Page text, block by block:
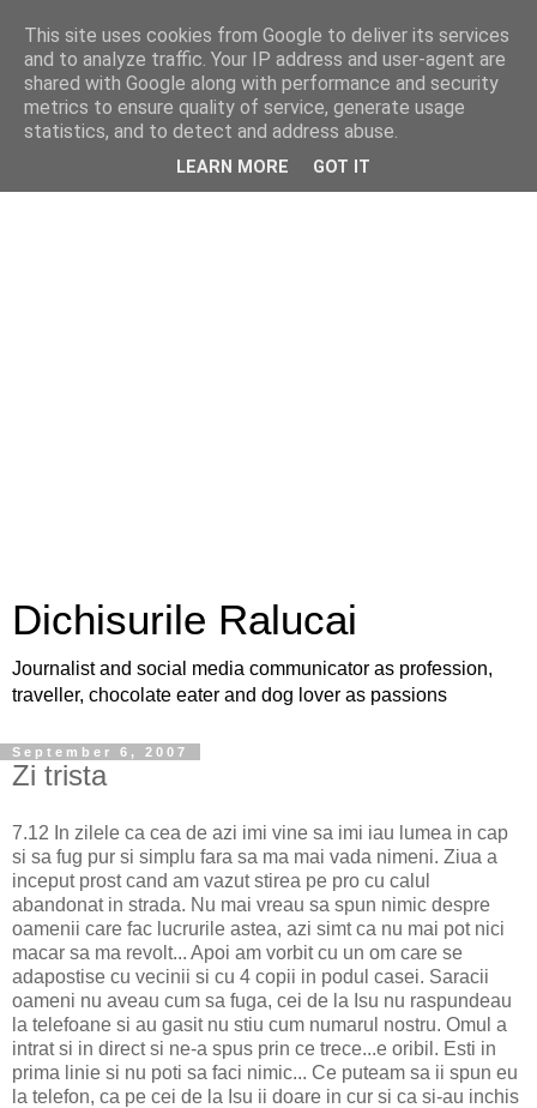
Dichisurile Ralucai
Journalist and social media communicator as profession,
traveller, chocolate eater and dog lover as passions
September 6, 2007
Zi trista
7.12 In zilele ca cea de azi imi vine sa imi iau lumea in cap
si sa fug pur si simplu fara sa ma mai vada nimeni. Ziua a
inceput prost cand am vazut stirea pe pro cu calul
abandonat in strada. Nu mai vreau sa spun nimic despre
oamenii care fac lucrurile astea, azi simt ca nu mai pot nici
macar sa ma revolt... Apoi am vorbit cu un om care se
adapostise cu vecinii si cu 4 copii in podul casei. Saracii
oameni nu aveau cum sa fuga, cei de la Isu nu raspundeau
la telefoane si au gasit nu stiu cum numarul nostru. Omul a
intrat si in direct si ne-a spus prin ce trece...e oribil. Esti in
prima linie si nu poti sa faci nimic... Ce puteam sa ii spun eu
la telefon, ca pe cei de la Isu ii doare in cur si ca si-au inchis
This site uses cookies from Google to deliver its services
and to analyze traffic. Your IP address and user-agent are
shared with Google along with performance and security
metrics to ensure quality of service, generate usage
statistics, and to detect and address abuse.
LEARN MORE GOT IT